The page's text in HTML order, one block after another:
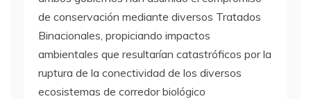
de conservación mediante diversos Tratados
Binacionales, propiciando impactos
ambientales que resultarían catastróficos por la
ruptura de la conectividad de los diversos
ecosistemas de corredor biológico